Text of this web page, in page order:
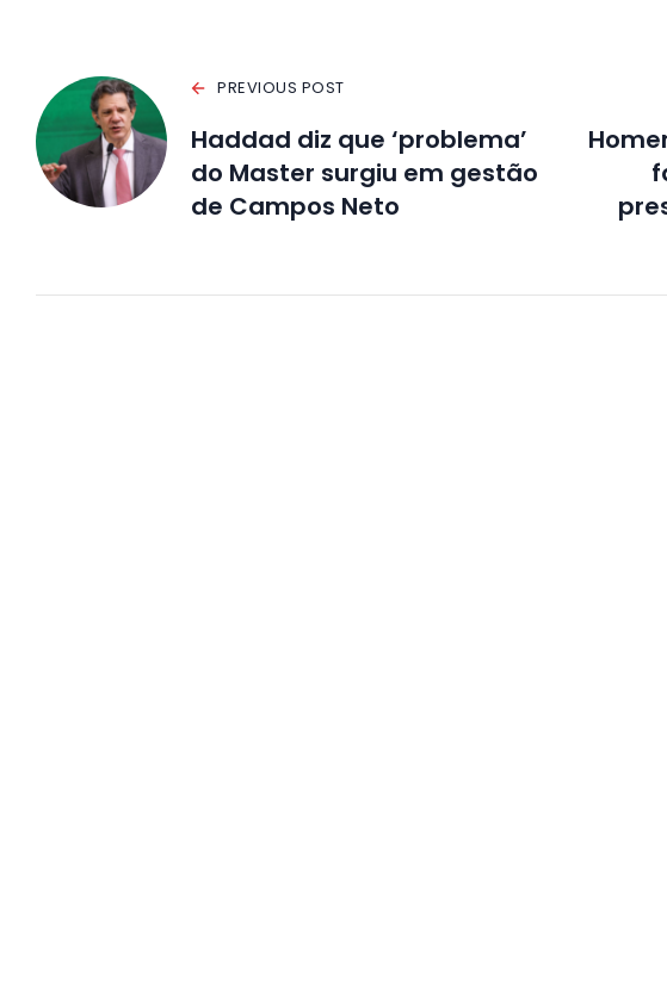
PREVIOUS POST
Haddad diz que ‘problema’
do Master surgiu em gestão
de Campos Neto